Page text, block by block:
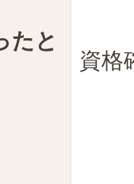
たと
資格